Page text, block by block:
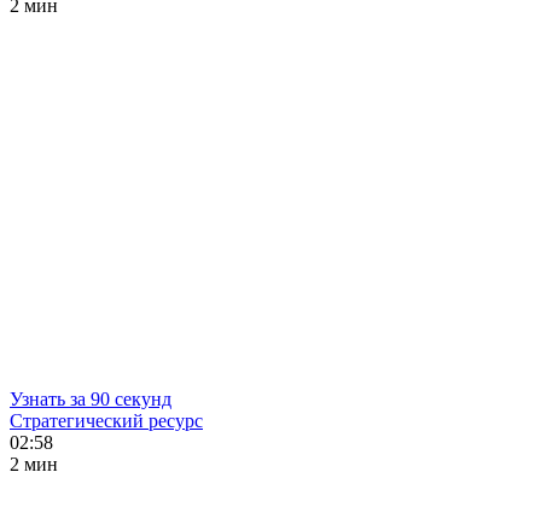
2 мин
Узнать за 90 секунд
Стратегический ресурс
02:58
2 мин